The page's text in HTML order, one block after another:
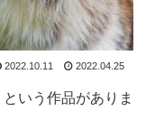
2022.10.11 2022.04.25
という作品がありま